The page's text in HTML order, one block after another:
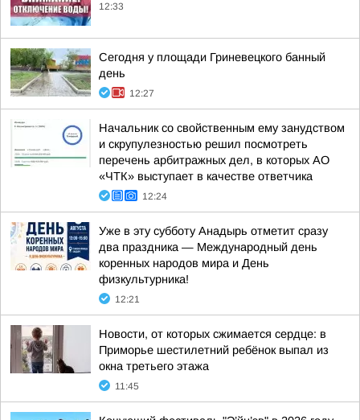
12:33
Сегодня у площади Гриневецкого банный
день
12:27
Начальник со свойственным ему занудством
и скрупулезностью решил посмотреть
перечень арбитражных дел, в которых АО
«ЧТК» выступает в качестве ответчика
12:24
Уже в эту субботу Анадырь отметит сразу
два праздника — Международный день
коренных народов мира и День
физкультурника!
12:21
Новости, от которых сжимается сердце: в
Приморье шестилетний ребёнок выпал из
окна третьего этажа
11:45